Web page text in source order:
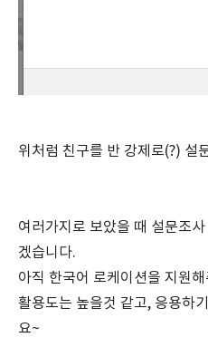
위처럼 친구를 반 강제로(?) 설
여러가지로 보았을 때 설문조
겠습니다.
아직 한국어 로케이션을 지원
활용도는 높을것 같고, 응용하
요~